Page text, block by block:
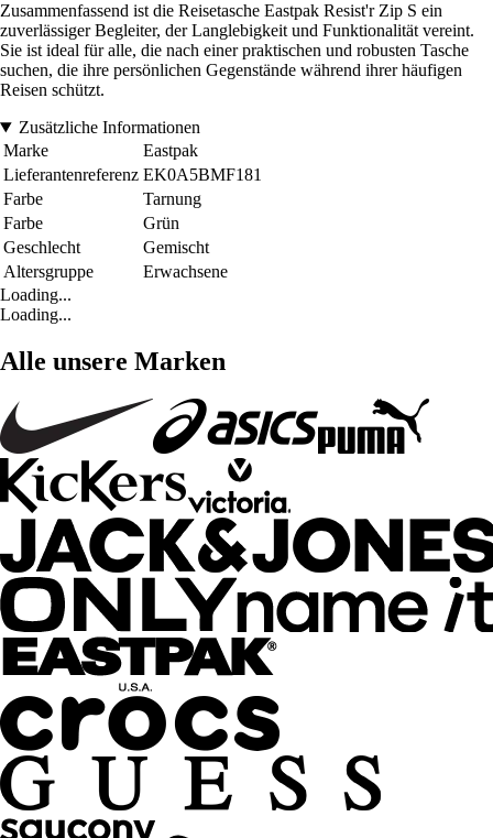
Zusammenfassend ist die Reisetasche Eastpak Resist'r Zip S ein
zuverlässiger Begleiter, der Langlebigkeit und Funktionalität vereint.
Sie ist ideal für alle, die nach einer praktischen und robusten Tasche
suchen, die ihre persönlichen Gegenstände während ihrer häufigen
Reisen schützt.
Zusätzliche Informationen
Marke
Eastpak
Lieferantenreferenz EK0A5BMF181
Farbe
Tarnung
Farbe
Grün
Geschlecht
Gemischt
Altersgruppe
Erwachsene
Loading...
Loading...
Alle unsere Marken